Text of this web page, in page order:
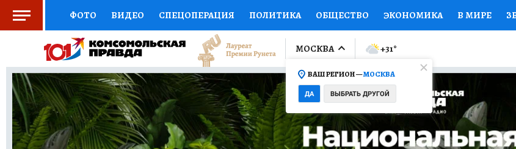
ФОТО ВИДЕО СПЕЦОПЕРАЦИЯ ПОЛИТИКА ОБЩЕСТВО ЭКОНОМИКА В МИРЕ
СОЦПОДДЕРЖКА НАУКА СПОРТ КОЛУМНИСТЫ ПРОИСШЕСТВИЯ НАЦИОНАЛЬНЫЕ
ВЫБОР ЭКСПЕРТОВ ДОКТОР ФИНАНСЫ ОТКРЫВАЕМ МИР Я ЗНАЮ СЕМЬЯ
КНИЖНАЯ ПОЛКА ПРОГНОЗЫ НА СПОРТ ПРОМОКОДЫ СЕРИАЛЫ СПЕЦПРОЕКТЫ
ПРЕСС-ЦЕНТР НЕДВИЖИМОСТЬ ТЕЛЕВИЗОР КОЛЛЕКЦИИ КОНКУРСЫ РАБОТА У НАС
МОСКВА
ВАШ РЕГИОН —МОСКВА
ДА ВЫБРАТЬ ДРУГОЙ
+31°